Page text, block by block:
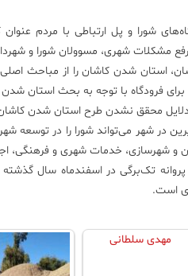
شورا و پل ارتباطی با مردم عنوان
مشکلات شهری، مسوولان شورا و
استان شدن کاشان را از مباحث اصلی و
برای فرودگاه با توجه به بحث استان
محقق نشدن طرح استان شدن
و شهرسازی، خدمات شهری و
پروانه تک‌برگی در اسفندماه سال
است.